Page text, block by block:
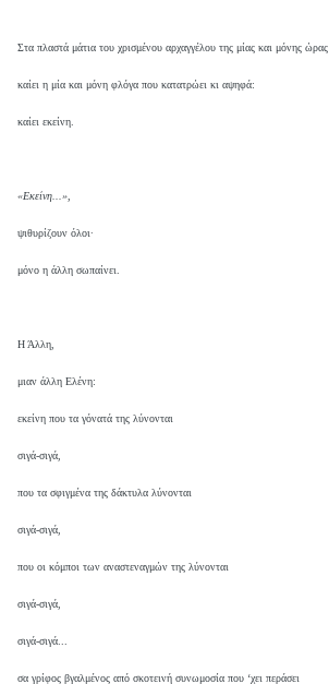
Στα πλαστά μάτια του χρισμένου αρχαγγέλου της μίας και μόνης ώρας
καίει η μία και μόνη φλόγα που κατατρώει κι αψηφά:
καίει εκείνη.
«Εκείνη...»,
ψιθυρίζουν όλοι·
μόνο η άλλη σωπαίνει.
Η Άλλη,
μιαν άλλη Ελένη:
εκείνη που τα γόνατά της λύνονται
σιγά-σιγά,
που τα σφιγμένα της δάκτυλα λύνονται
σιγά-σιγά,
που οι κόμποι των αναστεναγμών της λύνονται
σιγά-σιγά,
σιγά-σιγά...
σα γρίφος βγαλμένος από σκοτεινή συνωμοσία που ‘χει περάσει